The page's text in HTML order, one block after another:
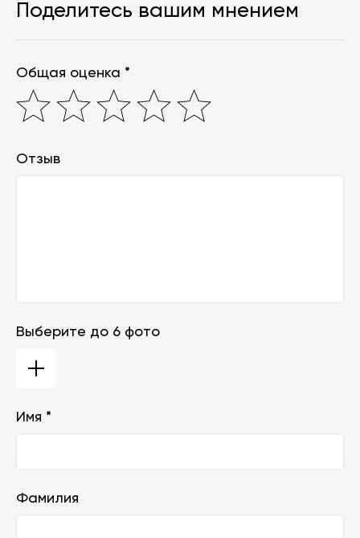
Поделитесь вашим мнением
Общая оценка *
Отзыв
Выберите до 6 фото
Имя *
Фамилия